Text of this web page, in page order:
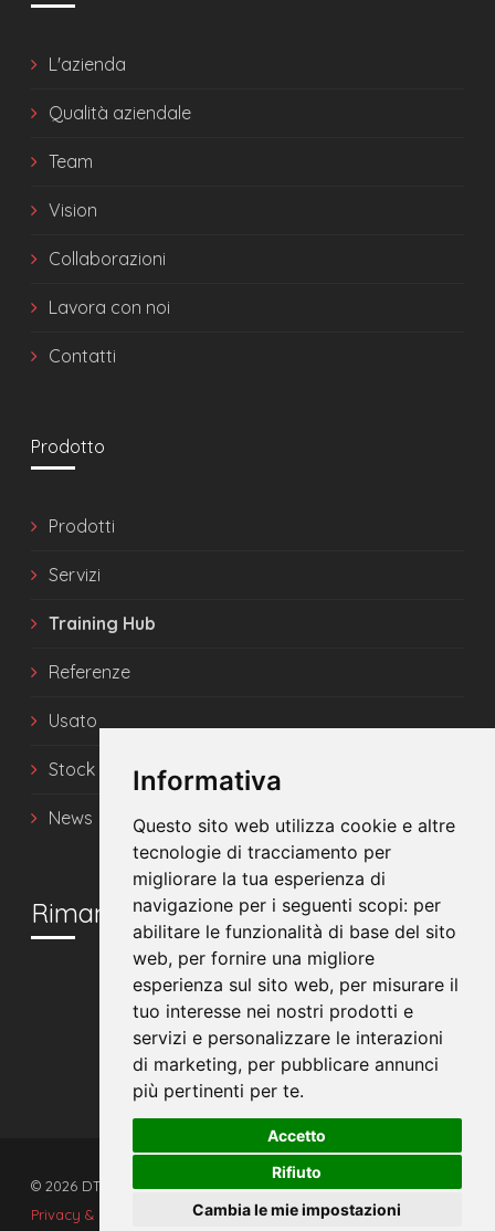
Informativa
Questo sito web utilizza cookie e altre
tecnologie di tracciamento per
migliorare la tua esperienza di
navigazione per i seguenti scopi: per
abilitare le funzionalità di base del sito
web, per fornire una migliore
esperienza sul sito web, per misurare il
tuo interesse nei nostri prodotti e
servizi e personalizzare le interazioni
di marketing, per pubblicare annunci
più pertinenti per te.
Accetto
Rifiuto
Cambia le mie impostazioni
L'azienda
Qualità aziendale
Team
Vision
Collaborazioni
Lavora con noi
Contatti
Prodotto
Prodotti
Servizi
Training Hub
Referenze
Usato
Stock
News
Rimani in contatto
© 2026 DTS srl - Tutti i diritti riservati. - P.IVA 00608510392
Privacy & Cookies
Preferenze Cookies